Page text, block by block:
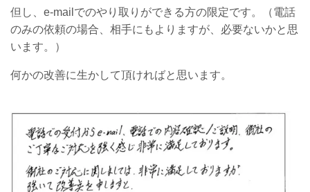
但し、 e-mail でのやり取りができる方の限定です。（電話
のみの依頼の場合、相手にもよりますが、必要ないかと思
います。）
何かの改善に生かして頂ければと思います。